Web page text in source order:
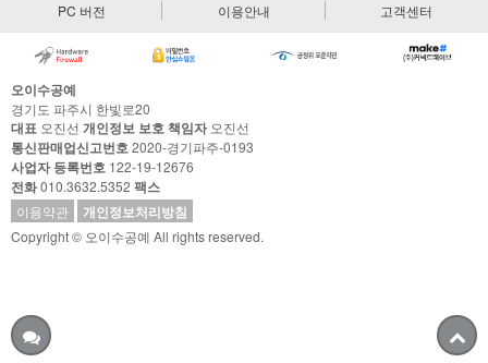
PC 버전 이용안내 고객센터
오이수공예
경기도 파주시 한빛로20
대표 오진선 개인정보 보호 책임자오진선
통신판매업신고번호2020-경기파주-0193
사업자 등록번호 122-19-12676
전화010.3632.5352 팩스
이용약관 개인정보처리방침
Copyright © 오이수공예 All rights reserved.